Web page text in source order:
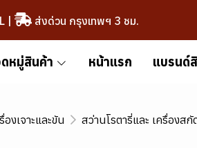
| ส่งด่วน กรุงเทพฯ 3 ชม.
หมู่สินค้า หน้าแรก แบรนด์
องเจาะและขัน สว่านโรตารี่และ เครื่องสกั